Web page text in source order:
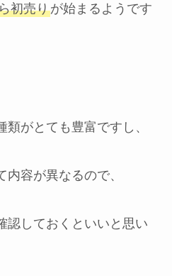
初売りが始まるようです
がとても豊富ですし、
容が異なるので、
認しておくといいと思い